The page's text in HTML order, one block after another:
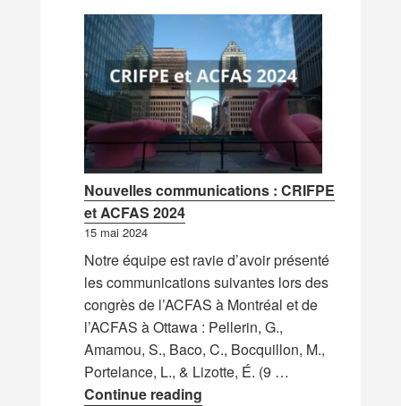
Nouvelles communications : CRIFPE
et ACFAS 2024
15 mai 2024
Notre équipe est ravie d’avoir présenté
les communications suivantes lors des
congrès de l’ACFAS à Montréal et de
l’ACFAS à Ottawa : Pellerin, G.,
Amamou, S., Baco, C., Bocquillon, M.,
Portelance, L., & Lizotte, É. (9 …
Continue readingNouvelles communications :